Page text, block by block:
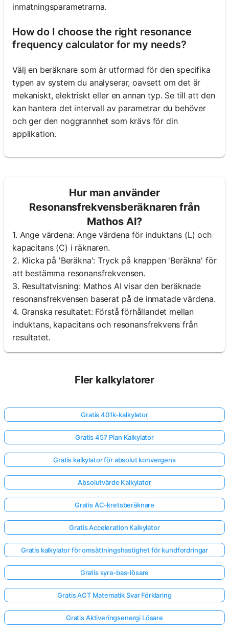
inmatningsparametrarna.
How do I choose the right resonance
frequency calculator for my needs?
Välj en beräknare som är utformad för den specifika
typen av system du analyserar, oavsett om det är
mekaniskt, elektriskt eller en annan typ. Se till att den
kan hantera det intervall av parametrar du behöver
och ger den noggrannhet som krävs för din
applikation.
Hur man använder
Resonansfrekvensberäknaren från
Mathos AI?
1. Ange värdena: Ange värdena för induktans (L) och
kapacitans (C) i räknaren.
2. Klicka på 'Beräkna': Tryck på knappen 'Beräkna' för
att bestämma resonansfrekvensen.
3. Resultatvisning: Mathos AI visar den beräknade
resonansfrekvensen baserat på de inmatade värdena.
4. Granska resultatet: Förstå förhållandet mellan
induktans, kapacitans och resonansfrekvens från
resultatet.
Fler kalkylatorer
Gratis 401k-kalkylator
Gratis 457 Plan Kalkylator
Gratis kalkylator för absolut konvergens
Absolutvärde Kalkylator
Gratis AC-kretsberäknare
Gratis Acceleration Kalkylator
Gratis kalkylator för omsättningshastighet för kundfordringar
Gratis syra-bas-lösare
Gratis ACT Matematik Svar Förklaring
Gratis Aktiveringsenergi Lösare